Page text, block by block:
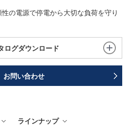
の電源で停電から大切な負荷を守り
ログダウンロード
お問い合わせ
ラインナップ